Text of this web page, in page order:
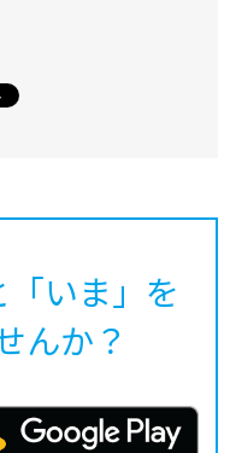
いま」を
んか？